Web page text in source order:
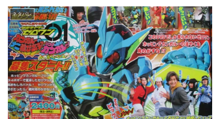
ネタバレ